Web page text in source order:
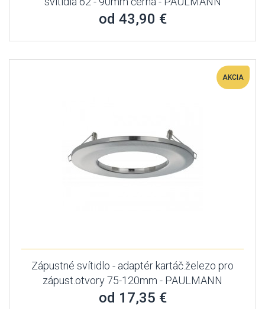
od 43,90 €
AKCIA
Zápustné svítidlo - adaptér kartáč.železo pro
zápust.otvory 75-120mm - PAULMANN
od 17,35 €